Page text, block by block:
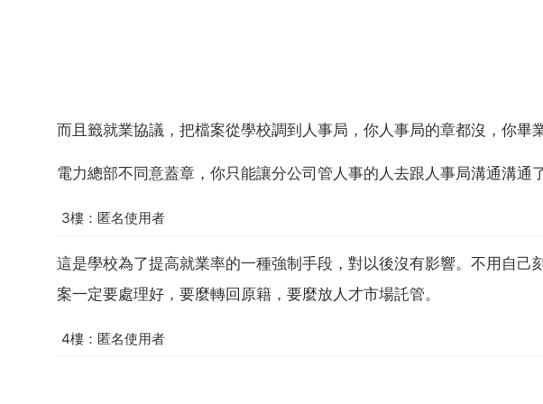
而且籤就業協議，把檔案從學校調到人事局，你人事局的章都沒，你畢
電力總部不同意蓋章，你只能讓分公司管人事的人去跟人事局溝通溝通
3樓：匿名使用者
這是學校為了提高就業率的一種強制手段，對以後沒有影響。不用自己
案一定要處理好，要麼轉回原籍，要麼放人才市場託管。
4樓：匿名使用者